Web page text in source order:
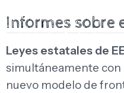
Informes sobre
Leyes estatales de
simultáneamente
nuevo modelo de